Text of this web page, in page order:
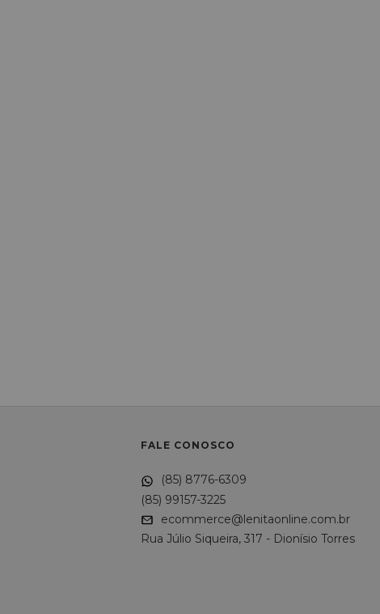
FALE CONOSCO
(85) 8776-6309
(85) 99157-3225
ecommerce@lenitaonline.com.br
Rua Júlio Siqueira, 317 - Dionísio Torres